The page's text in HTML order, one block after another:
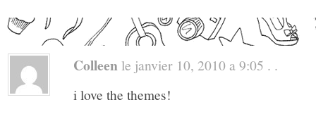
Colleen le janvier 10, 2010 a 9:05 . .
i love the themes!